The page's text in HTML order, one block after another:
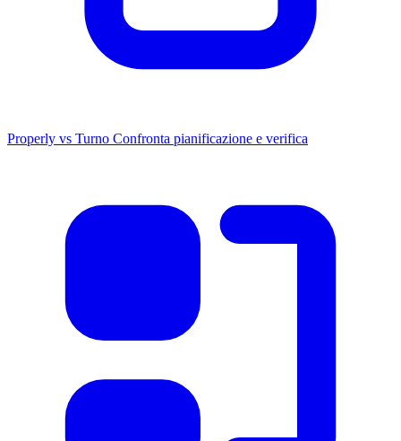
Properly vs Turno Confronta pianificazione e verifica